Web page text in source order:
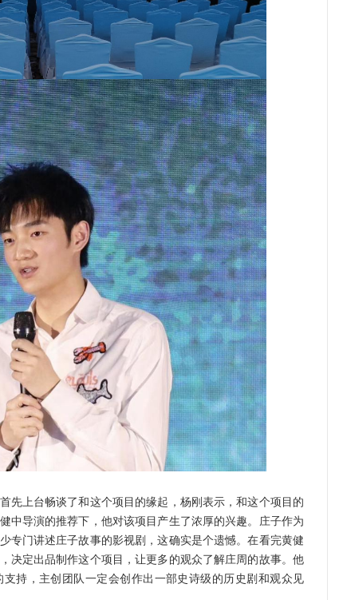
上台畅谈了和这个项目的缘起，杨刚表示，和这个项目的
中导演的推荐下，他对该项目产生了浓厚的兴趣。庄子作为
专门讲述庄子故事的影视剧，这确实是个遗憾。在看完黄健
决定出品制作这个项目，让更多的观众了解庄周的故事。他
持，主创团队一定会创作出一部史诗级的历史剧和观众见